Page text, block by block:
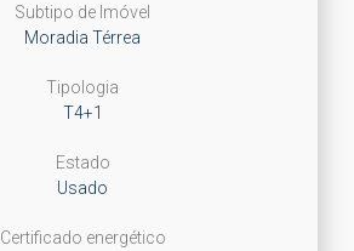
Subtipo de Imóvel
Moradia Térrea
Tipologia
T4+1
Estado
Usado
Certificado energético